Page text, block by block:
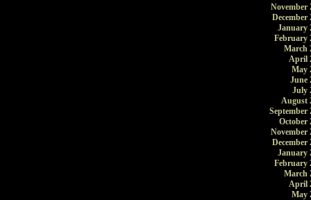
November
December
January
February
March
April
May
June
July
August
September
October
November
December
January
February
March
April
May